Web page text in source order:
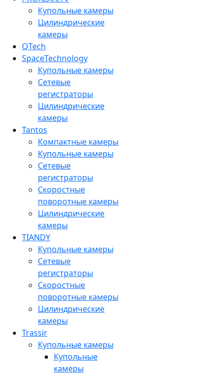
Купольные камеры
Цилиндрические
камеры
QTech
SpaceTechnology
Купольные камеры
Сетевые
регистраторы
Цилиндрические
камеры
Tantos
Компактные камеры
Купольные камеры
Сетевые
регистраторы
Скоростные
поворотные камеры
Цилиндрические
камеры
TIANDY
Купольные камеры
Сетевые
регистраторы
Скоростные
поворотные камеры
Цилиндрические
камеры
Trassir
Купольные камеры
Купольные
камеры